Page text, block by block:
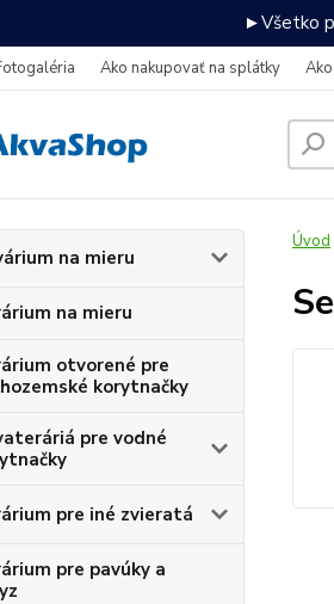
►Všetko
Ako nakupovať na splátky
na mieru
na mieru
otvorené pre
korytnačky
pre vodné
pre iné zvieratá
pre pavúky a
Úvod